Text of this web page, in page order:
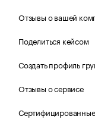
Отзывы о вашей
Поделиться кейсом
Создать профиль
Отзывы о сервисе